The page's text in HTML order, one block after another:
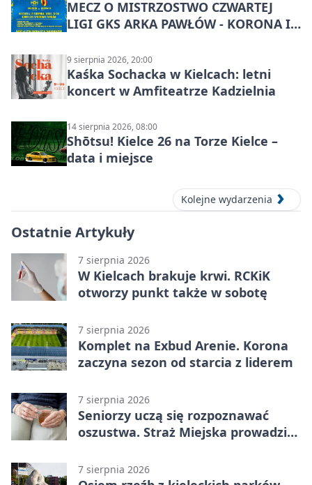
MECZ O MISTRZOSTWO CZWARTEJ
LIGI GKS ARKA PAWŁÓW - KORONA III
9 sierpnia 2026, 20:00
Kaśka Sochacka w Kielcach: letni
koncert w Amfiteatrze Kadzielnia
14 sierpnia 2026, 08:00
Shōtsu! Kielce 26 na Torze Kielce –
data i miejsce
Kolejne wydarzenia
Ostatnie Artykuły
7 sierpnia 2026
W Kielcach brakuje krwi. RCKiK
otworzy punkt także w sobotę
7 sierpnia 2026
Komplet na Exbud Arenie. Korona
zaczyna sezon od starcia z liderem
7 sierpnia 2026
Seniorzy uczą się rozpoznawać
oszustwa. Straż Miejska prowadzi
7 sierpnia 2026